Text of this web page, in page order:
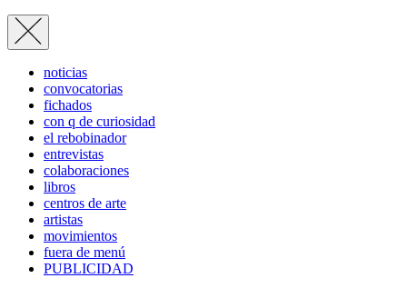
noticias
convocatorias
fichados
con q de curiosidad
el rebobinador
entrevistas
colaboraciones
libros
centros de arte
artistas
movimientos
fuera de menú
PUBLICIDAD